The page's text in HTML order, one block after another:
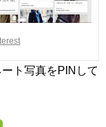
ト写真をPINして